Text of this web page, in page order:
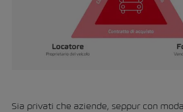
Sia privati che aziende, seppur con